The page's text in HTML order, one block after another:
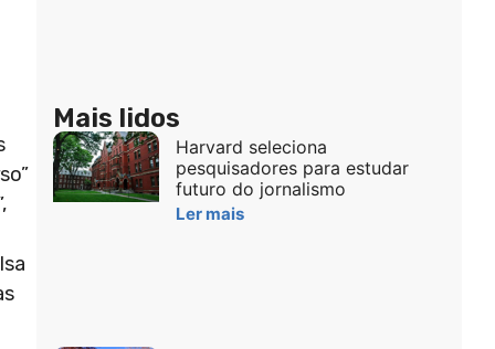
Mais lidos
Harvard seleciona
pesquisadores para estudar
futuro do jornalismo
Ler mais